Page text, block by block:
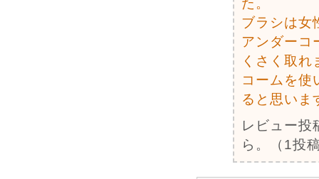
ブラシは女
アンダーコ
くさく取
コームを使
ると思いま
レビュー投
ら。（1投